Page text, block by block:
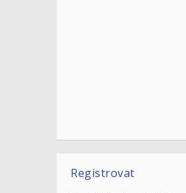
Registrovat